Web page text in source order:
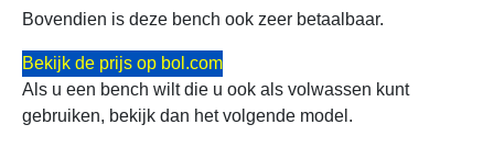
Bovendien is deze bench ook zeer betaalbaar.
Bekijk de prijs op bol.com
Als u een bench wilt die u ook als volwassen kunt
gebruiken, bekijk dan het volgende model.